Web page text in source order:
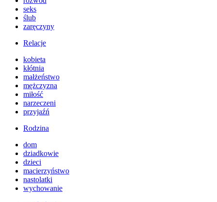
seks
ślub
zaręczyny
Relacje
kobieta
kłótnia
małżeństwo
mężczyzna
miłość
narzeczeni
przyjaźń
Rodzina
dom
dziadkowie
dzieci
macierzyństwo
nastolatki
wychowanie